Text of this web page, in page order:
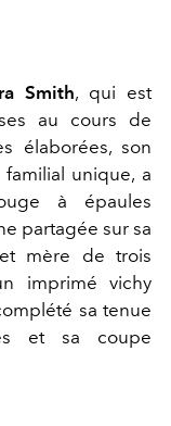
Smith, qui est
au cours de
élaborées, son
unique, a
à épaules
partagée sur sa
mère de trois
imprimé vichy
sa tenue
et sa coupe